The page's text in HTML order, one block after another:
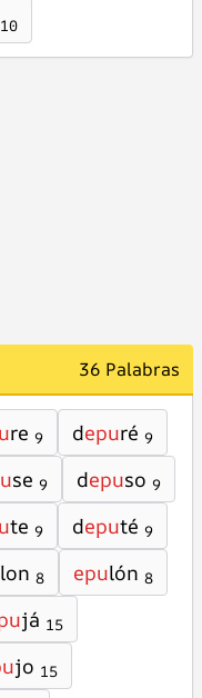
10
36 Palabras
re 9 depuré 9
se 9 depuso 9
te 9 deputé 9
lon 8 epulón 8
já 15
jo 15